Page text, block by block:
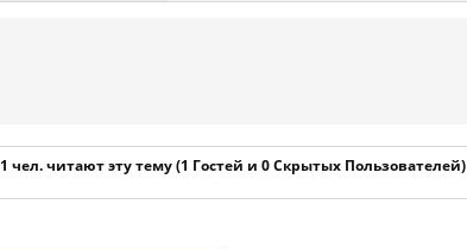
1 чел. читают эту тему (1 Гостей и 0 Скрытых Пользователей)